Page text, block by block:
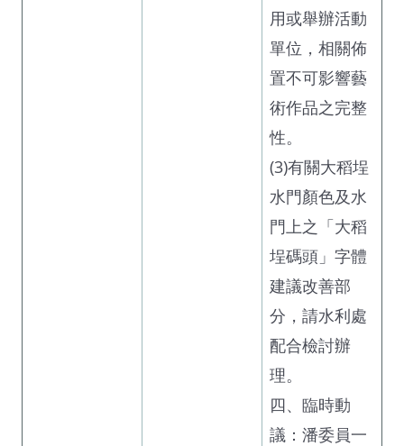
用或舉辦活動
單位，相關佈
置不可影響藝
術作品之完整
性。
(3)有關大稻埕
水門顏色及水
門上之「大稻
埕碼頭」字體
建議改善部
分，請水利處
配合檢討辦
理。
四、臨時動
議：潘委員一